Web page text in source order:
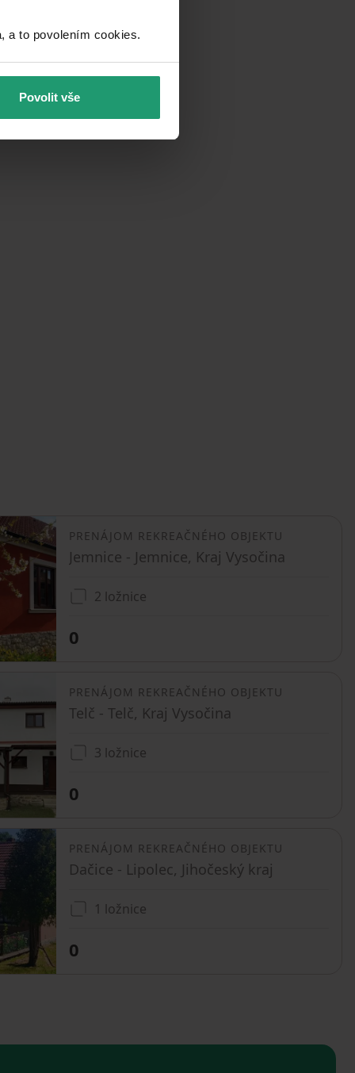
a to povolením cookies.​
Povolit vše
PRENÁJOM REKREAČNÉHO OBJEKTU
Jemnice - Jemnice, Kraj Vysočina
2 ložnice
0
PRENÁJOM REKREAČNÉHO OBJEKTU
Telč - Telč, Kraj Vysočina
3 ložnice
0
PRENÁJOM REKREAČNÉHO OBJEKTU
Dačice - Lipolec, Jihočeský kraj
1 ložnice
0